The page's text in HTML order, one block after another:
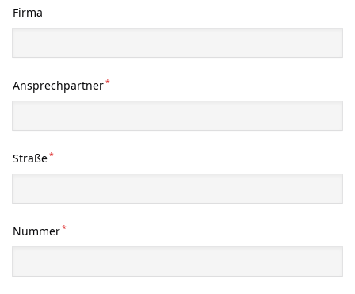
Firma
Ansprechpartner*
Straße*
Nummer*